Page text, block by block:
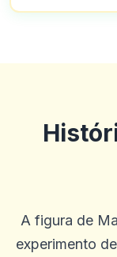
A figura de
experimento